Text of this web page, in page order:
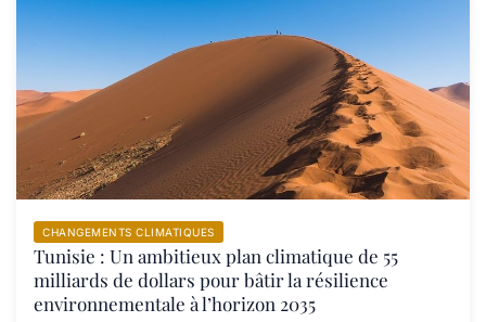
CHANGEMENTS CLIMATIQUES
Tunisie : Un ambitieux plan climatique de 55
milliards de dollars pour bâtir la résilience
environnementale à l’horizon 2035